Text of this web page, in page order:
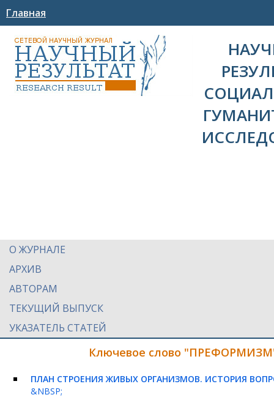
Главная
О ЖУРНАЛЕ
АРХИВ
АВТОРАМ
ТЕКУЩИЙ ВЫПУСК
УКАЗАТЕЛЬ СТАТЕЙ
Ключевое слово
ПЛАН СТРОЕНИЯ ЖИВЫХ ОРГАНИЗМОВ. ИСТОРИЯ
&NBSP;